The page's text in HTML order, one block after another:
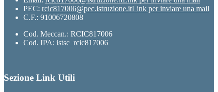
PEC: rcic817006@pec.istruzione.itLink per inviare una mail
C.F.: 91006720808
Cod. Meccan.: RCIC817006
Cod. IPA: istsc_rcic817006
Sezione Link Utili